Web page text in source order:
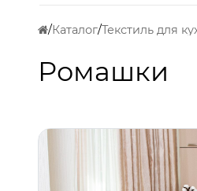
Каталог Текстиль для
Ромашки